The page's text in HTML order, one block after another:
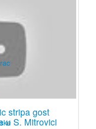
stripa gost
u S. Mitrovici